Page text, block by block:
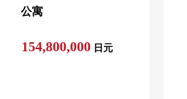
公寓
154,800,000 日元